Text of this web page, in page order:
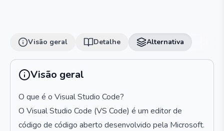
Visão geral Detalhe Alternativa
Visão geral
O que é o Visual Studio Code?
O Visual Studio Code (VS Code) é um editor de
código de código aberto desenvolvido pela Microsoft.